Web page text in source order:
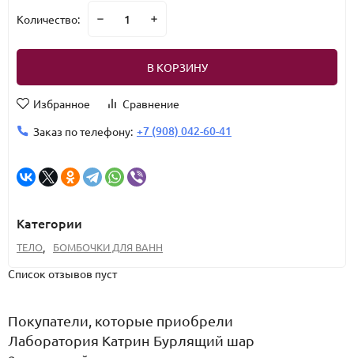
Количество:
В КОРЗИНУ
Избранное
Сравнение
Заказ по телефону: +7 (908) 042-60-41
Категории
ТЕЛО, БОМБОЧКИ ДЛЯ ВАНН
Список отзывов пуст
Покупатели, которые приобрели
Лаборатория Катрин Бурлящий шар